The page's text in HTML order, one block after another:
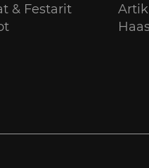
& Festarit